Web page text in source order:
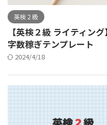
英検２級
【英検２級 ライティン
字数稼ぎテンプレート
2024/4/18